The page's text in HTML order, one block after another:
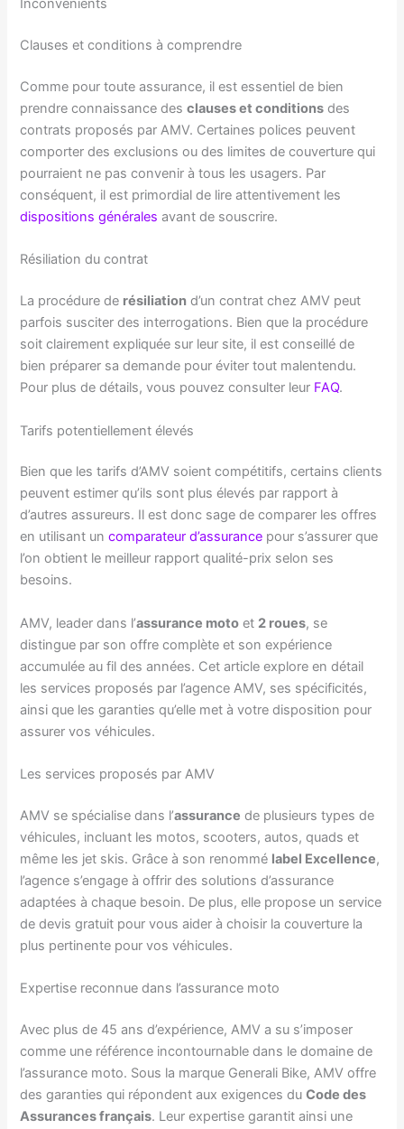
Inconvénients
Clauses et conditions à comprendre
Comme pour toute assurance, il est essentiel de bien
prendre connaissance desclauses et conditions des
contrats proposés par AMV. Certaines polices peuvent
comporter des exclusions ou des limites de couverture qui
pourraient ne pas convenir à tous les usagers. Par
conséquent, il est primordial de lire attentivement les
dispositions générales avant de souscrire.
Résiliation du contrat
La procédure de résiliation d’un contrat chez AMV peut
parfois susciter des interrogations. Bien que la procédure
soit clairement expliquée sur leur site, il est conseillé de
bien préparer sa demande pour éviter tout malentendu.
Pour plus de détails, vous pouvez consulter leur FAQ.
Tarifs potentiellement élevés
Bien que les tarifs d’AMV soient compétitifs, certains clients
peuvent estimer qu’ils sont plus élevés par rapport à
d’autres assureurs. Il est donc sage de comparer les offres
en utilisant uncomparateur d’assurance pour s’assurer que
l’on obtient le meilleur rapport qualité-prix selon ses
besoins.
AMV, leader dans l’assurance moto et 2 roues, se
distingue par son offre complète et son expérience
accumulée au fil des années. Cet article explore en détail
les services proposés par l’agence AMV, ses spécificités,
ainsi que les garanties qu’elle met à votre disposition pour
assurer vos véhicules.
Les services proposés par AMV
AMV se spécialise dans l’assurance de plusieurs types de
véhicules, incluant les motos, scooters, autos, quads et
même les jet skis. Grâce à son renommé label Excellence,
l’agence s’engage à offrir des solutions d’assurance
adaptées à chaque besoin. De plus, elle propose un service
de devis gratuit pour vous aider à choisir la couverture la
plus pertinente pour vos véhicules.
Expertise reconnue dans l’assurance moto
Avec plus de 45 ans d’expérience, AMV a su s’imposer
comme une référence incontournable dans le domaine de
l’assurance moto. Sous la marque Generali Bike, AMV offre
des garanties qui répondent aux exigences duCode des
Assurances français. Leur expertise garantit ainsi une